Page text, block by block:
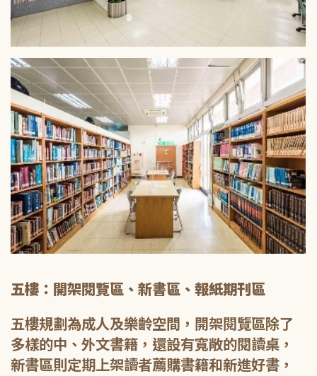
五樓：開架閱覽區、新書區、報紙期刊區
五樓規劃為成人及樂齡空間，開架閱覽區除了
多樣的中、外文書籍，還設有寬敞的閱讀桌，
新書區則定期上架讀者薦購書籍和新進好書，